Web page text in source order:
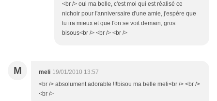
<br /> oui ma belle, c'est moi qui est réalisé ce
nichoir pour l'anniversaire d'une amie, j'espère que
tu ira mieux et que l'on se voit demain, gros
bisous<br /> <br /> <br />
M meli 19/01/2010 13:57
<br /> absolument adorable !!!bisou ma belle meli<br /> <br />
<br />